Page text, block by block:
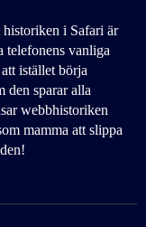
historiken i Safari är
vanliga
istället börja
den sparar alla
webbhistoriken
mamma att slippa